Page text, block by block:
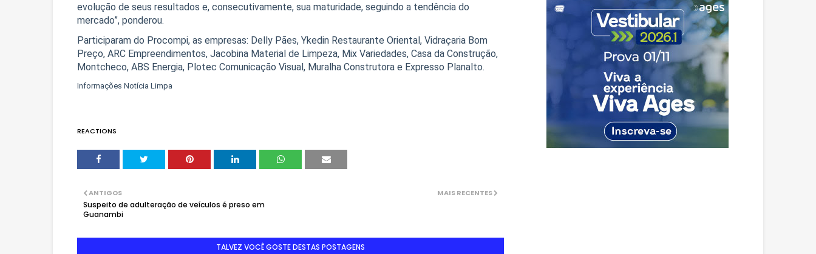
evolução de seus resultados e, consecutivamente, sua maturidade, seguindo a tendência do
mercado”, ponderou.
Participaram do Procompi, as empresas: Delly Pães, Ykedin Restaurante Oriental, Vidraçaria Bom
Preço, ARC Empreendimentos, Jacobina Material de Limpeza, Mix Variedades, Casa da Construção,
Montcheco, ABS Energia, Plotec Comunicação Visual, Muralha Construtora e Expresso Planalto.
Informações Notícia Limpa
REACTIONS
MAIS RECENTES
ANTIGOS
Suspeito de adulteração de veículos é preso em
Guanambi
TALVEZ VOCÊ GOSTE DESTAS POSTAGENS